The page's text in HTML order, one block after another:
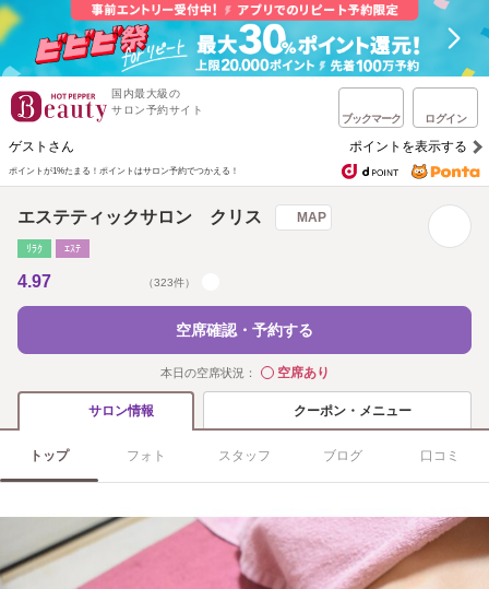
国内最大級の
サロン予約サイト
ブックマーク ログイン
ゲストさん ポイントを表示する
ポイントが1%たまる！ ポイントはサロン予約でつかえる！
エステティックサロン クリス MAP
ﾘﾗｸ ｴｽﾃ
4.97 （323件）
空席確認・予約する
本日の空席状況： ◯空席あり
サロン情報 クーポン・メニュー
トップ フォト スタッフ ブログ 口コミ